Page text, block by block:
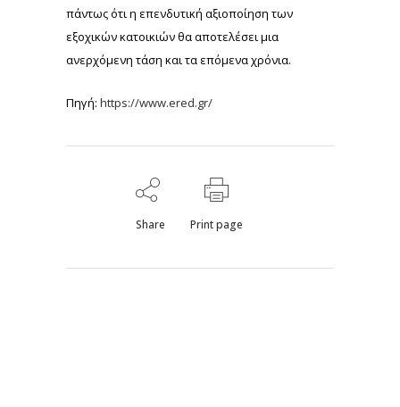
πάντως ότι η επενδυτική αξιοποίηση των
εξοχικών κατοικιών θα αποτελέσει μια
ανερχόμενη τάση και τα επόμενα χρόνια.
Πηγή: https://www.ered.gr/
Share Print page